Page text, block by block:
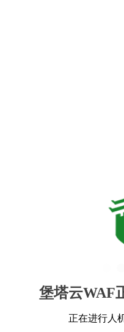
堡塔云WAF
正在进行人